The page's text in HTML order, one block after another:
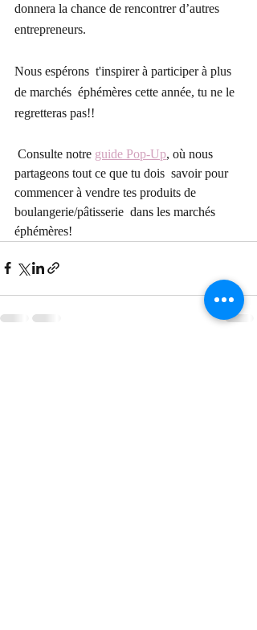
donnera la chance de rencontrer d’autres
entrepreneurs.
Nous espérons  t'inspirer à participer à plus
de marchés  éphémères cette année, tu ne le
regretteras pas!!
Consulte notre guide Pop-Up, où nous
partageons tout ce que tu dois  savoir pour
commencer à vendre tes produits de
boulangerie/pâtisserie  dans les marchés
éphémères!